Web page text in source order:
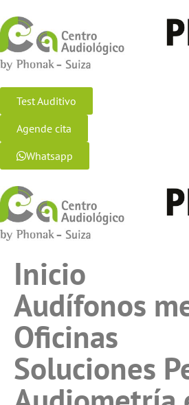
Test Auditivo
Agende cita
Whatsapp
Inicio
Audífonos
Oficinas
Soluciones